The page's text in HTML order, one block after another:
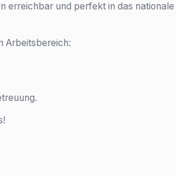
erreichbar und perfekt in das nationale
Arbeitsbereich: